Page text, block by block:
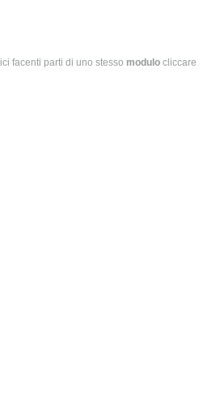
facenti parti di uno stesso modulo cliccare